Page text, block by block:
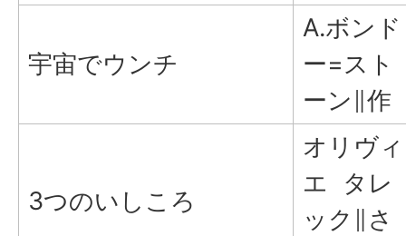
宇宙でウンチ
A.ボンド
ー=スト
ーン∥作
3つのいしころ
オリヴィ
エ タレ
ック∥さ